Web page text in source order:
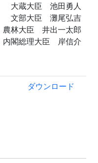
大蔵大臣 池田勇人
文部大臣 灘尾弘吉
農林大臣 井出一太郎
内閣総理大臣 岸信介
ダウンロード